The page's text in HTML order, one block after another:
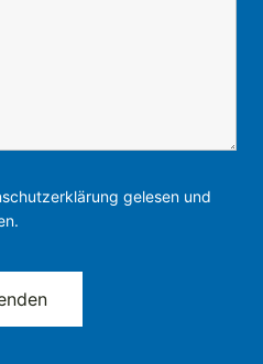
gelesen und